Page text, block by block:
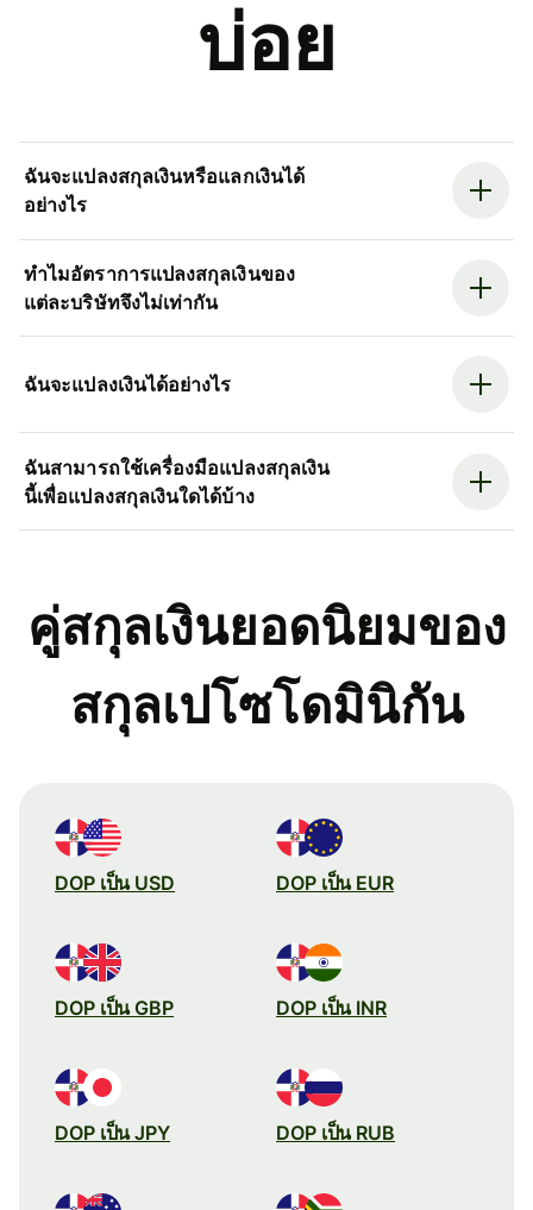
บ่อย
ฉันจะแปลงสกุลเงินหรือแลกเงินได้
อย่างไร
ทำไมอัตราการแปลงสกุลเงินของ
แต่ละบริษัทจึงไม่เท่ากัน
ฉันจะแปลงเงินได้อย่างไร
ฉันสามารถใช้เครื่องมือแปลงสกุลเงิน
นี้เพื่อแปลงสกุลเงินใดได้บ้าง
คู่สกุลเงินยอดนิยมของ
สกุลเปโซโดมินิกัน
DOP เป็น USD DOP เป็น EUR
DOP เป็น GBP DOP เป็น INR
DOP เป็น JPY DOP เป็น RUB